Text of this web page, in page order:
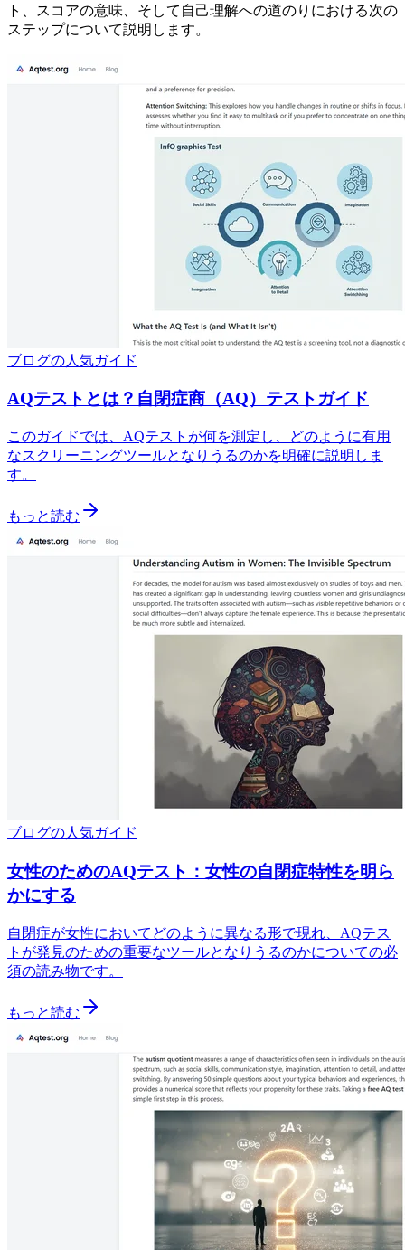
ト、スコアの意味、そして自己理解への道のりにおける次の
ステップについて説明します。
ブログの人気ガイド
AQテストとは？自閉症商（AQ）テストガイド
このガイドでは、AQテストが何を測定し、どのように有用
なスクリーニングツールとなりうるのかを明確に説明しま
す。
もっと読む
ブログの人気ガイド
女性のためのAQテスト：女性の自閉症特性を明ら
かにする
自閉症が女性においてどのように異なる形で現れ、AQテス
トが発見のための重要なツールとなりうるのかについての必
須の読み物です。
もっと読む